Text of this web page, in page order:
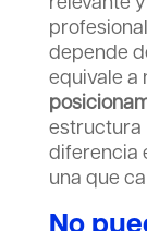
depende
equivale a
estructura
diferencia
una que
No